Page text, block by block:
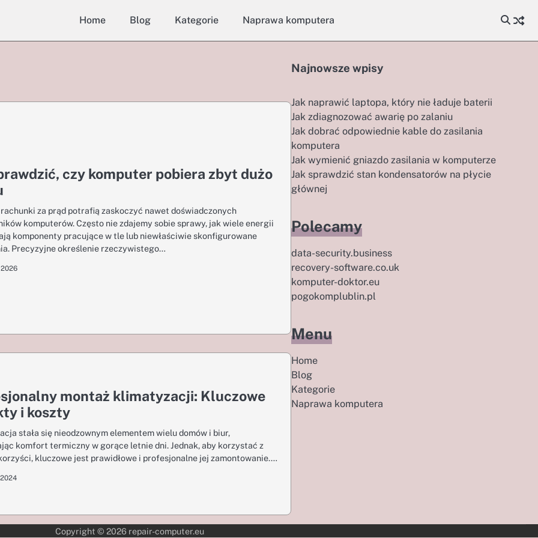
Home Blog Kategorie Naprawa komputera
czy komputer pobiera zbyt dużo
rachunki za prąd potrafią zaskoczyć nawet doświadczonych
komputerów. Często nie zdajemy sobie sprawy, jak wiele energii
komponenty pracujące w tle lub niewłaściwie skonfigurowane
Precyzyjne określenie rzeczywistego…
montaż klimatyzacji: Kluczowe
i koszty
stała się nieodzownym elementem wielu domów i biur,
komfort termiczny w gorące letnie dni. Jednak, aby korzystać z
kluczowe jest prawidłowe i profesjonalne jej zamontowanie.…
Najnowsze wpisy
Jak naprawić laptopa, który nie ładuje baterii
Jak zdiagnozować awarię po zalaniu
Jak dobrać odpowiednie kable do zasilania
komputera
Jak wymienić gniazdo zasilania w komputerze
Jak sprawdzić stan kondensatorów na płycie
głównej
Polecamy
data-security.business
recovery-software.co.uk
komputer-doktor.eu
pogokomplublin.pl
Menu
Home
Blog
Kategorie
Naprawa komputera
Copyright © 2026 repair-computer.eu